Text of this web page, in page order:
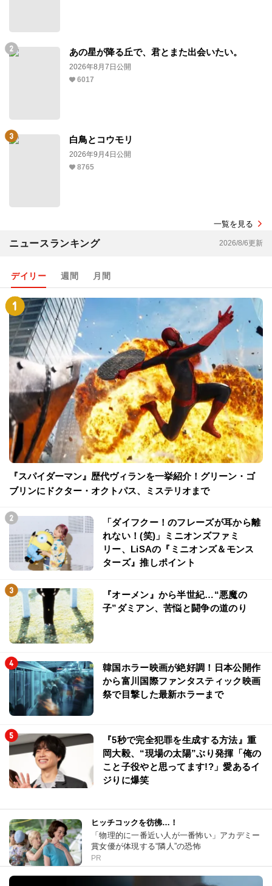
あの星が降る丘で、君とまた出会いたい。
2026年8月7日公開
6017
白鳥とコウモリ
2026年9月4日公開
8765
一覧を見る
ニュースランキング 2026/8/6更新
デイリー 週間 月間
『スパイダーマン』歴代ヴィランを一挙紹介！グリーン・ゴ
ブリンにドクター・オクトパス、ミステリオまで
「ダイフクー！のフレーズが耳から離
れない！(笑)」ミニオンズファミ
リー、LiSAの『ミニオンズ＆モンス
ターズ』推しポイント
『オーメン』から半世紀…“悪魔の
子”ダミアン、苦悩と闘争の道のり
韓国ホラー映画が絶好調！日本公開作
から富川国際ファンタスティック映画
祭で目撃した最新ホラーまで
『5秒で完全犯罪を生成する方法』重
岡大毅、“現場の太陽”ぶり発揮「俺の
こと子役やと思ってます!?」愛あるイ
ジりに爆笑
ヒッチコックを彷彿…！
「物理的に一番近い人が一番怖い」アカデミー
賞女優が体現する“隣人”の恐怖
PR